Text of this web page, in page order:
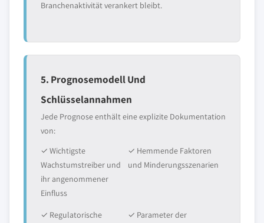
Branchenaktivität verankert bleibt.
5. Prognosemodell Und
Schlüsselannahmen
Jede Prognose enthält eine explizite Dokumentation
von:
✓ Wichtigste
Wachstumstreiber und
ihr angenommener
Einfluss
✓ Hemmende Faktoren
und Minderungsszenarien
✓ Regulatorische
✓ Parameter der